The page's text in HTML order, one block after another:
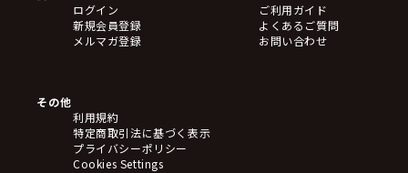
アクリルスタンド
バッジ
キーホルダー・ストラップ
ステッカー・シール・カード
タペストリー・ポスター
アームサポーター
ブレードホルダー
ログイン
新規会員登録
メルマガ登録
ご利用ガイド
よくあるご質問
お問い合わせ
その他
利用規約
特定商取引法に基づく表示
プライバシーポリシー
Cookies Settings